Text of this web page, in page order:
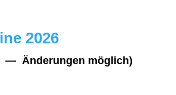
2026
Änderungen möglich)